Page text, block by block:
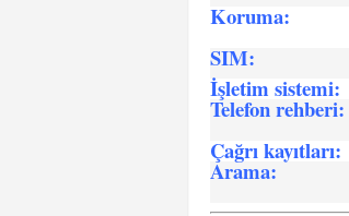
Koruma:
SIM:
İşletim sistemi:
Telefon rehberi:
Çağrı kayıtları:
Arama: